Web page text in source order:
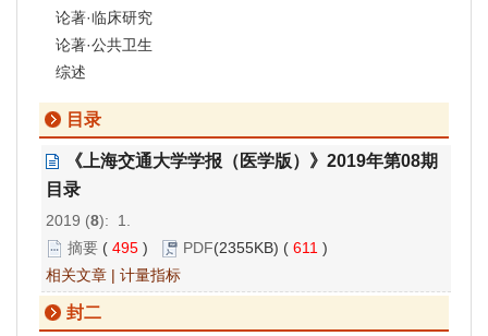
论著·临床研究
论著·公共卫生
综述
目录
《上海交通大学学报（医学版）》2019年第08期
目录
2019 (8): 1.
摘要 ( 495 ) PDF(2355KB) ( 611 )
相关文章 | 计量指标
封二